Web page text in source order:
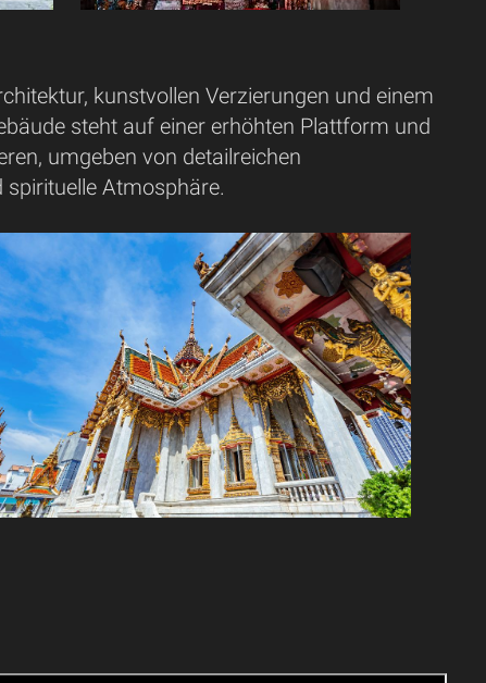
kunstvollen Verzierungen und einem
steht auf einer erhöhten Plattform und
umgeben von detailreichen
spirituelle Atmosphäre.